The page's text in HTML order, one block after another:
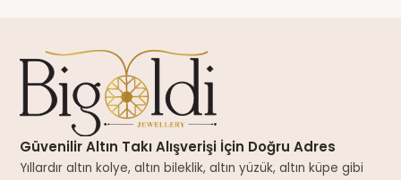
Güvenilir Altın Takı Alışverişi İçin Doğru Adres
Yıllardır altın kolye, altın bileklik, altın yüzük, altın küpe gibi